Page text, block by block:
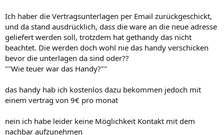
Eine Lehre sollte Dir dabei sein, Dinge zu bestellen, wenn man auch
100%ig umgezogen ist und die Daten umgestellt hat.
Ich haber die Vertragsunterlagen per Email zurückgeschickt,
und da stand ausdrücklich, dass die ware an die neue adresse
geliefert werden soll, trotzdem hat gethandy das nicht
beachtet. Die werden doch wohl nie das handy verschicken
bevor die unterlagen da sind oder??
""Wie teuer war das Handy?""
das handy hab ich kostenlos dazu bekommen jedoch mit
einem vertrag von 9€ pro monat
nein ich habe leider keine Möglichkeit Kontakt mit dem
nachbar aufzunehmen